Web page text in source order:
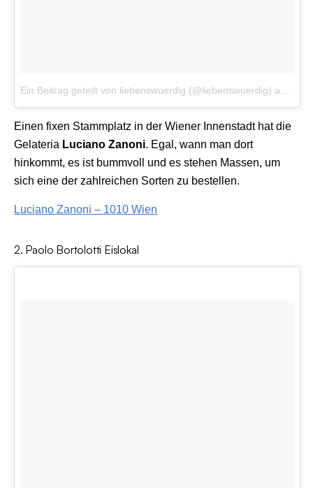
Ein Beitrag geteilt von liebenswuerdig (@liebenswuerdig) am
Einen fixen Stammplatz in der Wiener Innenstadt hat die
Gelateria Luciano Zanoni. Egal, wann man dort
hinkommt, es ist bummvoll und es stehen Massen, um
sich eine der zahlreichen Sorten zu bestellen.
Luciano Zanoni – 1010 Wien
2. Paolo Bortolotti Eislokal